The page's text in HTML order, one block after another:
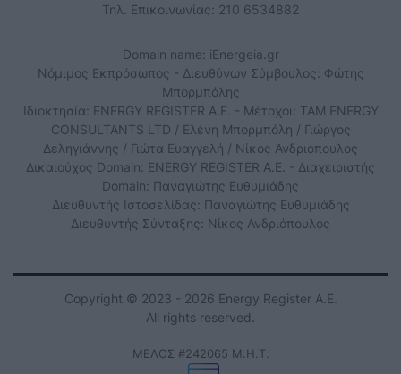
Τηλ. Επικοινωνίας: 210 6534882
Domain name: iEnergeia.gr
Νόμιμος Εκπρόσωπος - Διευθύνων Σύμβουλος: Φώτης
Μπορμπόλης
Ιδιοκτησία: ENERGY REGISTER Α.Ε. - Μέτοχοι: TAM ENERGY
CONSULTANTS LTD / Ελένη Μπορμπόλη / Γιώργος
Δεληγιάννης / Γιώτα Ευαγγελή / Νίκος Ανδριόπουλος
Δικαιούχος Domain: ENERGY REGISTER Α.Ε. - Διαχειριστής
Domain: Παναγιώτης Ευθυμιάδης
Διευθυντής Ιστοσελίδας: Παναγιώτης Ευθυμιάδης
Διευθυντής Σύνταξης: Νίκος Ανδριόπουλος
Copyright © 2023 - 2026 Energy Register Α.Ε.
All rights reserved.
ΜΕΛΟΣ #242065 Μ.Η.Τ.